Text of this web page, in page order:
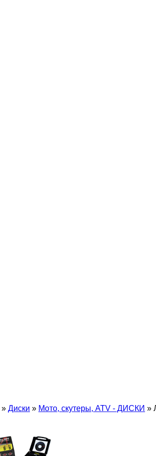
» Диски » Мото, скутеры, ATV - ДИСКИ »